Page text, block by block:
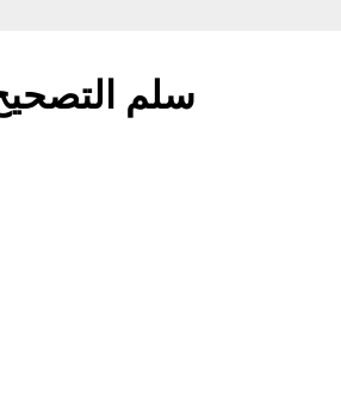
سلم التصحيح للفرنسي